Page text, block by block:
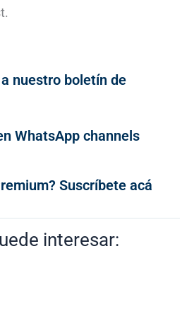
nuestro boletín de
WhatsApp channels
Suscríbete acá
interesar: